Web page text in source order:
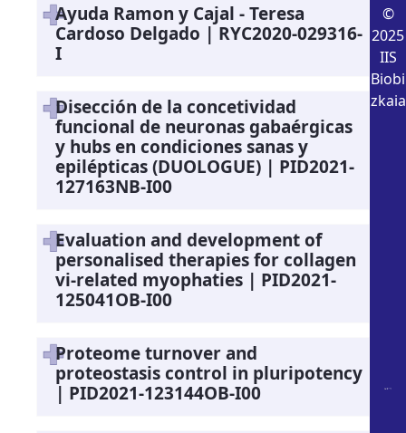
Ayuda Ramon y Cajal - Teresa
Cardoso Delgado | RYC2020-029316-
I
Disección de la concetividad
funcional de neuronas gabaérgicas
y hubs en condiciones sanas y
epilépticas (DUOLOGUE) | PID2021-
127163NB-I00
Evaluation and development of
personalised therapies for collagen
vi-related myophaties | PID2021-
125041OB-I00
Proteome turnover and
proteostasis control in pluripotency
| PID2021-123144OB-I00
©
2025
IIS
Biobi
zkaia